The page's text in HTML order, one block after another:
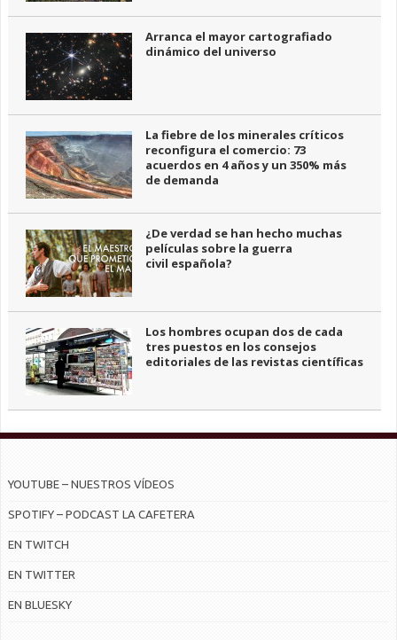
Arranca el mayor cartografiado
dinámico del universo
La fiebre de los minerales críticos
reconfigura el comercio: 73
acuerdos en 4 años y un 350% más
de demanda
¿De verdad se han hecho muchas
películas sobre la guerra
civil española?
Los hombres ocupan dos de cada
tres puestos en los consejos
editoriales de las revistas científicas
YOUTUBE – NUESTROS VÍDEOS
SPOTIFY – PODCAST LA CAFETERA
EN TWITCH
EN TWITTER
EN BLUESKY